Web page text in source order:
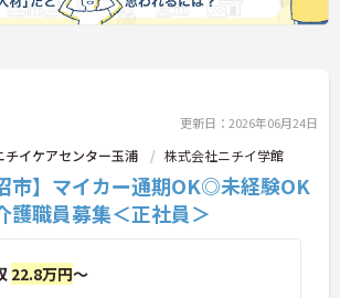
更新日：2026年06月24日
イケアセンター玉浦 株式会社ニチイ学館
市】マイカー通期OK◎未経験OK
護職員募集＜正社員＞
22.8万円～